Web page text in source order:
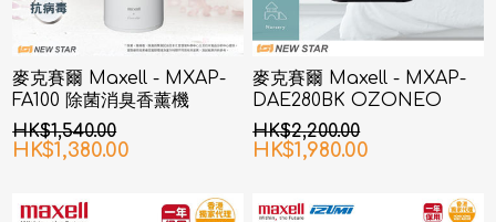
麥克賽爾 Maxell - MXAP-
FA100 除菌消臭香薰機
HK$1,540.00
HK$1,380.00
麥克賽爾 Maxell - MXAP-
DAE280BK OZONEO
AERO+ 除菌消臭機 黑色
HK$2,200.00
HK$1,980.00